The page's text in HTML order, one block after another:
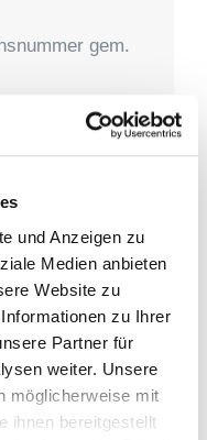
und Anzeigen zu
Medien anbieten
Website zu
zu Ihrer
Partner für
weiter. Unsere
möglicherweise mit
ihnen bereitgestellt
gem.
gem. § 10
/ Universal­